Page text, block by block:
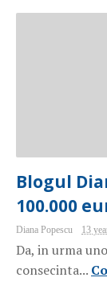
Blogul
100.000
Diana Popescu 13
Da, in urma
consecinta...